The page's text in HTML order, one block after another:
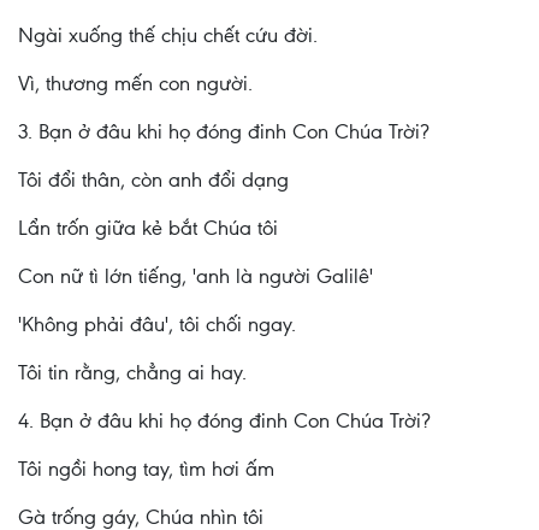
Ngài xuống thế chịu chết cứu đời.
Vì, thương mến con người.
3. Bạn ở đâu khi họ đóng đinh Con Chúa Trời?
Tôi đổi thân, còn anh đổi dạng
Lẩn trốn giữa kẻ bắt Chúa tôi
Con nữ tì lớn tiếng, 'anh là người Galilê'
'Không phải đâu', tôi chối ngay.
Tôi tin rằng, chẳng ai hay.
4. Bạn ở đâu khi họ đóng đinh Con Chúa Trời?
Tôi ngồi hong tay, tìm hơi ấm
Gà trống gáy, Chúa nhìn tôi